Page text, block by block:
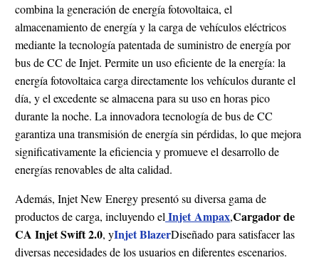
combina la generación de energía fotovoltaica, el
almacenamiento de energía y la carga de vehículos eléctricos
mediante la tecnología patentada de suministro de energía por
bus de CC de Injet. Permite un uso eficiente de la energía: la
energía fotovoltaica carga directamente los vehículos durante el
día, y el excedente se almacena para su uso en horas pico
durante la noche. La innovadora tecnología de bus de CC
garantiza una transmisión de energía sin pérdidas, lo que mejora
significativamente la eficiencia y promueve el desarrollo de
energías renovables de alta calidad.
Además, Injet New Energy presentó su diversa gama de
productos de carga, incluyendo el Injet Ampax,Cargador de
CA Injet Swift 2.0, yInjet BlazerDiseñado para satisfacer las
diversas necesidades de los usuarios en diferentes escenarios.